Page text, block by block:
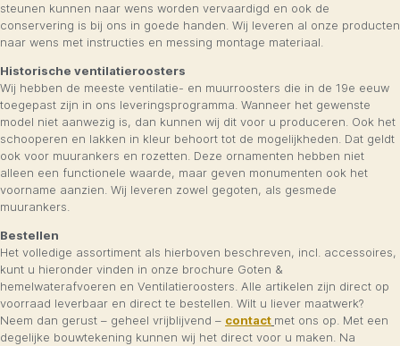
steunen kunnen naar wens worden vervaardigd en ook de
conservering is bij ons in goede handen. Wij leveren al onze producten
naar wens met instructies en messing montage materiaal.
Historische ventilatieroosters
Wij hebben de meeste ventilatie- en muurroosters die in de 19e eeuw
toegepast zijn in ons leveringsprogramma. Wanneer het gewenste
model niet aanwezig is, dan kunnen wij dit voor u produceren. Ook het
schooperen en lakken in kleur behoort tot de mogelijkheden. Dat geldt
ook voor muurankers en rozetten. Deze ornamenten hebben niet
alleen een functionele waarde, maar geven monumenten ook het
voorname aanzien. Wij leveren zowel gegoten, als gesmede
muurankers.
Bestellen
Het volledige assortiment als hierboven beschreven, incl. accessoires,
kunt u hieronder vinden in onze brochure Goten &
hemelwaterafvoeren en Ventilatieroosters. Alle artikelen zijn direct op
voorraad leverbaar en direct te bestellen. Wilt u liever maatwerk?
Neem dan gerust – geheel vrijblijvend – contact met ons op. Met een
degelijke bouwtekening kunnen wij het direct voor u maken. Na